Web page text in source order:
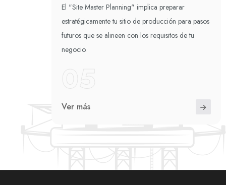
El "Site Master Planning" implica preparar
estratégicamente tu sitio de producción para pasos
futuros que se alineen con los requisitos de tu
negocio.
Ver más